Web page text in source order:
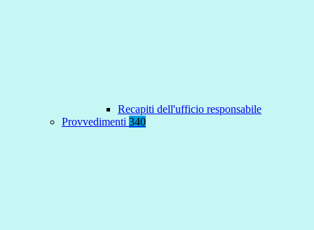
Recapiti dell'ufficio responsabile
Provvedimenti 340